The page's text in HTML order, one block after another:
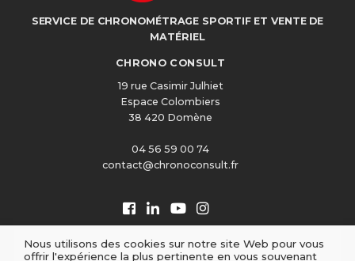
SERVICE DE CHRONOMÉTRAGE SPORTIF ET VENTE DE
MATÉRIEL
CHRONO CONSULT
19 rue Casimir Julhiet
Espace Colombiers
38 420 Domène
04 56 59 00 74
contact@chronoconsult.fr
Nous utilisons des cookies sur notre site Web pour vous
offrir l'expérience la plus pertinente en vous souvenant